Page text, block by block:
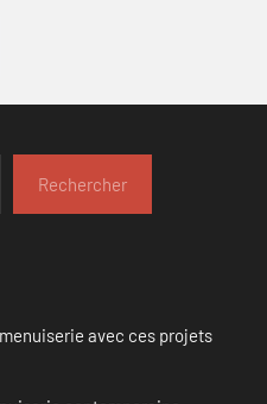
Rechercher
avec ces projets